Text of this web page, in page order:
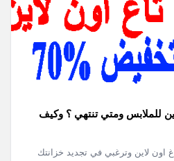
للملابس ومتي تنتهي ؟ وكيف
لاين وترغبي في تجديد خزانتك